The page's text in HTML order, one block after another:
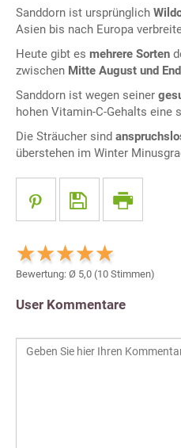
Sanddorn ist ursprünglich
Asien bis nach Europa
Heute gibt es mehrere Sorten
zwischen Mitte August und
Sanddorn ist wegen seiner
hohen Vitamin-C-Gehalts eine
Die Sträucher sind
überstehen im Winter
Bewertung: Ø 5,0 (10 Stimmen)
User Kommentare